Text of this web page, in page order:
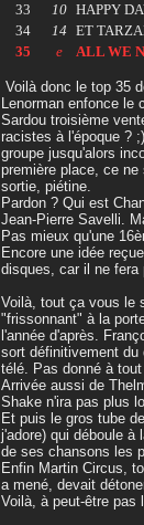
33
10 HAPPY
34
14 ET
35
e ALL WE
Voilà donc le top 35
Lenorman enfonce le
Sardou troisième
racistes à l'époque ?
groupe jusqu'alors
première place, ce
sortie, piétine.
Pardon ? Qui est
Jean-Pierre Savelli.
Pas mieux qu'une
Encore une idée
disques, car il ne fera
Voilà, tout ça vous le
"frissonnant" à la
l'année d'après.
sort définitivement du
télé. Pas donné à
Arrivée aussi de
Shake n'ira pas plus
Et puis le gros tube
j'adore) qui déboule à
de ses chansons les
Enfin Martin Circus,
a mené, devait
Voilà, à peut-être pas